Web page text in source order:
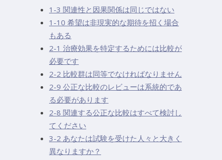
1-3 関連性と因果関係は同じではない
1-10 希望は非現実的な期待を招く場合
もある
2-1 治療効果を特定するためには比較が
必要です
2-2 比較群は同等でなければなりません
2-9 公正な比較のレビューは系統的であ
る必要があります
2-8 関連する公正な比較はすべて検討し
てください
3-2 あなたは試験を受けた人々と大きく
異なりますか？